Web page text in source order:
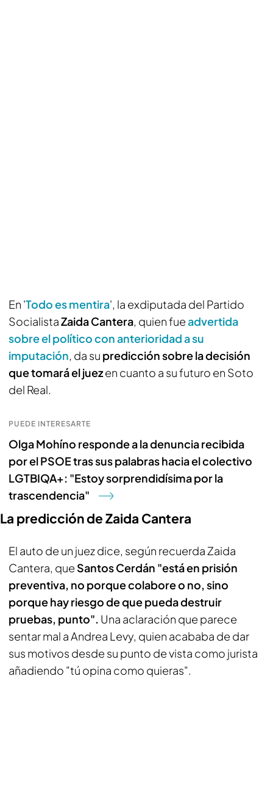
En 'Todo es mentira', la exdiputada del Partido
SocialistaZaida Cantera, quien fueadvertida
sobre el político con anterioridad a su
imputación, da su predicción sobre la decisión
que tomará el juezen cuanto a su futuro en Soto
del Real.
PUEDE INTERESARTE
Olga Mohíno responde a la denuncia recibida
por el PSOE tras sus palabras hacia el colectivo
LGTBIQA+: "Estoy sorprendidísima por la
trascendencia"
La predicción de Zaida Cantera
El auto de un juez dice, según recuerda Zaida
Cantera, que Santos Cerdán "está en prisión
preventiva, no porque colabore o no, sino
porque hay riesgo de que pueda destruir
pruebas, punto". Una aclaración que parece
sentar mal a Andrea Levy, quien acababa de dar
sus motivos desde su punto de vista como jurista
añadiendo "tú opina como quieras".